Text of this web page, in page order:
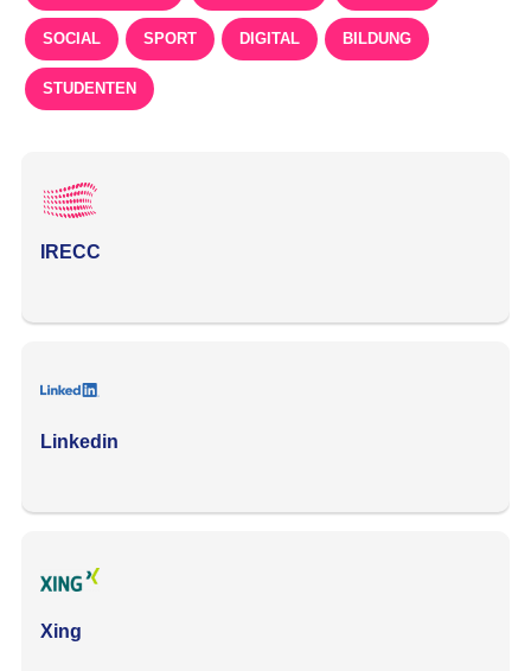
SOCIAL SPORT DIGITAL BILDUNG
STUDENTEN
IRECC
Linkedin
Xing